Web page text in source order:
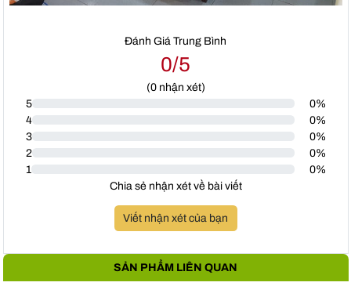
Đánh Giá Trung Bình
0/5
(0nhận xét)
5
0%
4
0%
3
0%
2
0%
1
0%
Chia sẻ nhận xét về bài viết
Viết nhận xét của bạn
SẢN PHẨM LIÊN QUAN